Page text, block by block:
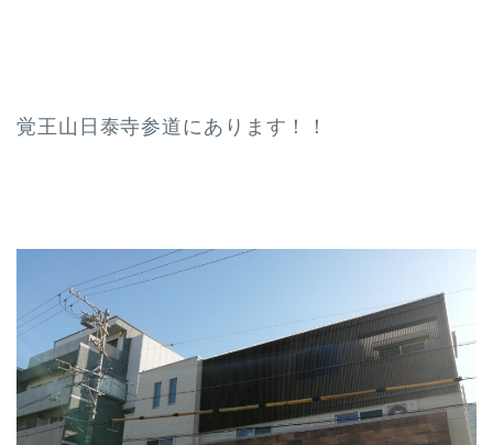
覚王山日泰寺参道にあります！！